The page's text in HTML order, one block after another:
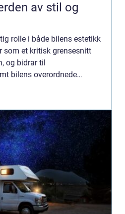
av stil og
rolle i både bilens estetikk
som et kritisk grensesnitt
og bidrar til
bilens overordnede